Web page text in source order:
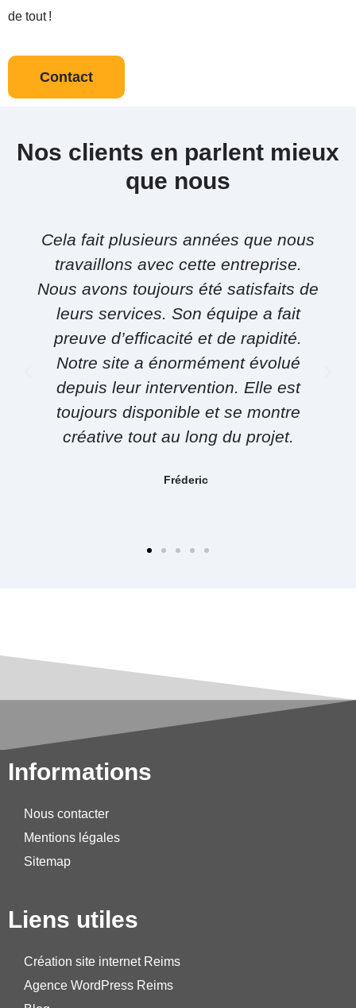
de tout !
Contact
Nos clients en parlent mieux
que nous
Cela fait plusieurs années que nous
travaillons avec cette entreprise.
Nous avons toujours été satisfaits de
leurs services. Son équipe a fait
preuve d’efficacité et de rapidité.
Notre site a énormément évolué
depuis leur intervention. Elle est
toujours disponible et se montre
créative tout au long du projet.
Fréderic
Informations
Nous contacter
Mentions légales
Sitemap
Liens utiles
Création site internet Reims
Agence WordPress Reims